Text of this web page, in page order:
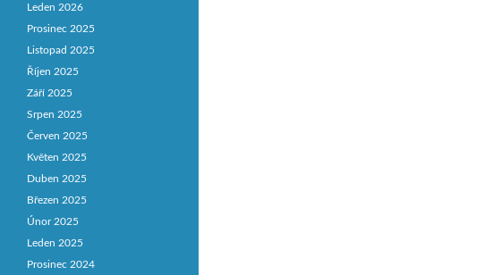
Leden 2026
Prosinec 2025
Listopad 2025
Říjen 2025
Září 2025
Srpen 2025
Červen 2025
Květen 2025
Duben 2025
Březen 2025
Únor 2025
Leden 2025
Prosinec 2024